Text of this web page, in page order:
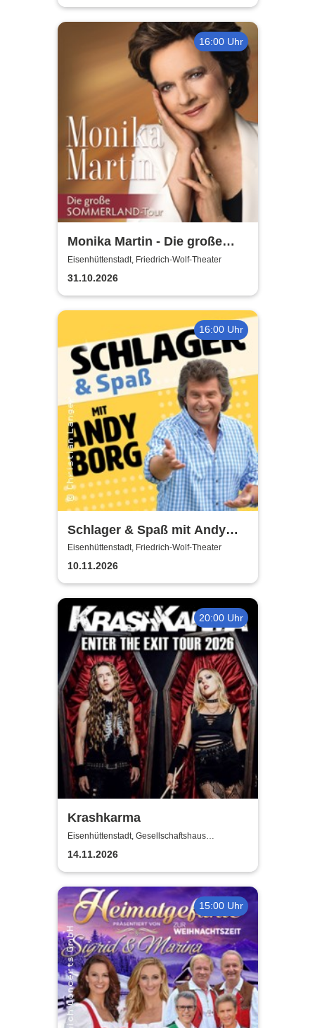
16:00 Uhr
Monika Martin - Die große
Sommerland Tour
Eisenhüttenstadt, Friedrich-Wolf-Theater
31.10.2026
16:00 Uhr
Schlager & Spaß mit Andy
Borg und Gästen
Eisenhüttenstadt, Friedrich-Wolf-Theater
10.11.2026
20:00 Uhr
Krashkarma
Eisenhüttenstadt, Gesellschaftshaus
Schleicher
14.11.2026
15:00 Uhr